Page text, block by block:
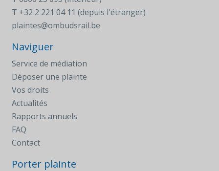
T +32 2 221 04 11 (depuis l'étranger)
plaintes@ombudsrail.be
Naviguer
Service de médiation
Déposer une plainte
Vos droits
Actualités
Rapports annuels
FAQ
Contact
Porter plainte